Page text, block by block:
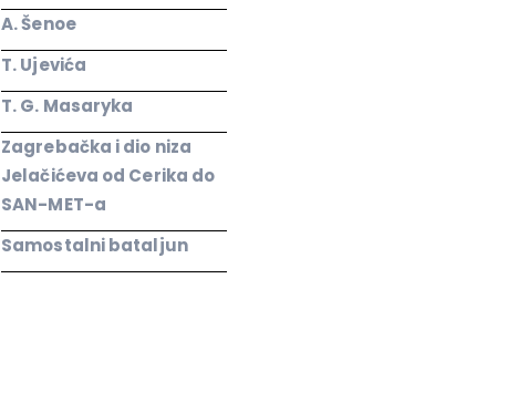
A. Šenoe
T. Ujevića
T. G. Masaryka
Zagrebačka i dio niza
Jelačićeva od Cerika do
SAN-MET-a
Samostalni bataljun